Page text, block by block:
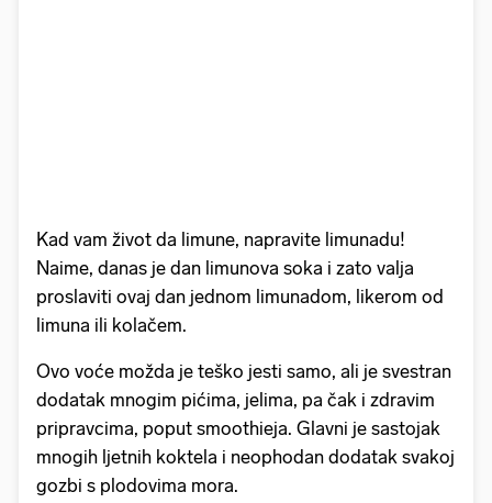
Kad vam život da limune, napravite limunadu!
Naime, danas je dan limunova soka i zato valja
proslaviti ovaj dan jednom limunadom, likerom od
limuna ili kolačem.
Ovo voće možda je teško jesti samo, ali je svestran
dodatak mnogim pićima, jelima, pa čak i zdravim
pripravcima, poput smoothieja. Glavni je sastojak
mnogih ljetnih koktela i neophodan dodatak svakoj
gozbi s plodovima mora.